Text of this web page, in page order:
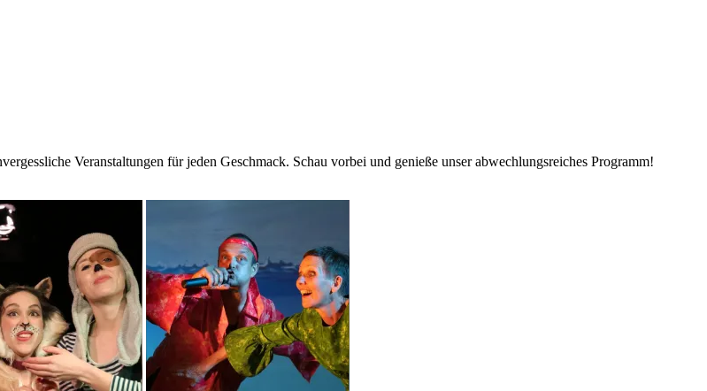
Veranstaltungen für jeden Geschmack. Schau vorbei und genieße unser abwechlungsreiches Programm!